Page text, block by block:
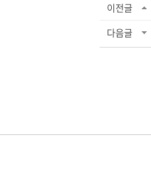
이전글
다음글